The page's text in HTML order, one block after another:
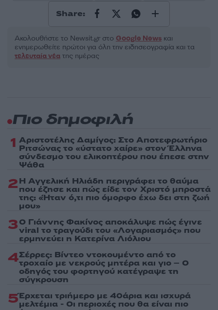
Share:
Ακολουθήστε το Νewsit.gr στο Google News και
ενημερωθείτε πρώτοι για όλη την ειδησεογραφία και τα
τελευταία νέα της ημέρας
Πιο δημοφιλή
1 Αριστοτέλης Δαμίγος: Στο Αποτεφρωτήριο
Ριτσώνας το «ύστατο χαίρε» στον Έλληνα
σύνδεσμο του ελικοπτέρου που έπεσε στην
Ψάθα
2Η Αγγελική Ηλιάδη περιγράφει το θαύμα
που έζησε και πώς είδε τον Χριστό μπροστά
της: «Ήταν ό,τι πιο όμορφο έχω δει στη ζωή
μου»
3Ο Γιάννης Φακίνος αποκάλυψε πώς έγινε
viral το τραγούδι του «Λογαριασμός» που
ερμηνεύει η Κατερίνα Λιόλιου
4Σέρρες: Βίντεο ντοκουμέντο από το
τροχαίο με νεκρούς μητέρα και γιο – Ο
οδηγός του φορτηγού κατέγραψε τη
σύγκρουση
5Έρχεται τριήμερο με 40άρια και ισχυρά
μελτέμια - Οι περιοχές που θα είναι πιο